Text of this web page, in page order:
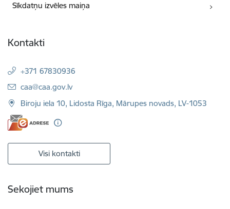
Sīkdatņu izvēles maiņa
Kontakti
+371 67830936
E-pasts:
caa@caa.gov.lv
Biroju iela 10, Lidosta Rīga, Mārupes novads, LV-1053
Visi kontakti
Sekojiet mums